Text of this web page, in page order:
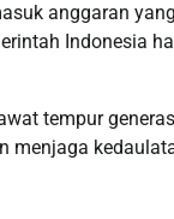
anggaran yang
Indonesia
tempur
menjaga